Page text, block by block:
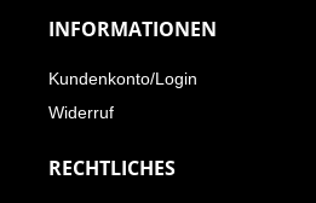
INFORMATIONEN
Kundenkonto/Login
Widerruf
RECHTLICHES